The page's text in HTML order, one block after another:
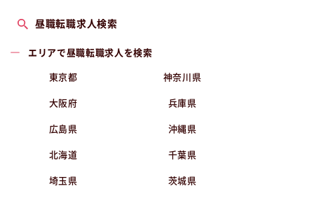
昼職転職求人検索
エリアで昼職転職求人を検索
東京都 神奈川県
大阪府 兵庫県
広島県 沖縄県
北海道 千葉県
埼玉県 茨城県